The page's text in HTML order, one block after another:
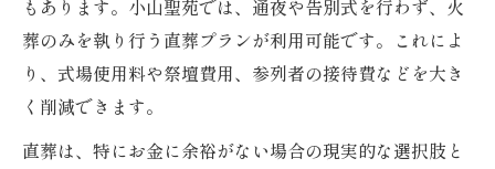
もあります。小山聖苑では、通夜や告別式を行わず、火
葬のみを執り行う直葬プランが利用可能です。これによ
り、式場使用料や祭壇費用、参列者の接待費などを大き
く削減できます。
直葬は、特にお金に余裕がない場合の現実的な選択肢と